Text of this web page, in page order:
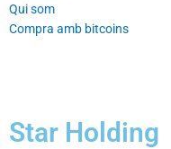
Qui som
Compra amb bitcoins
Star Holding